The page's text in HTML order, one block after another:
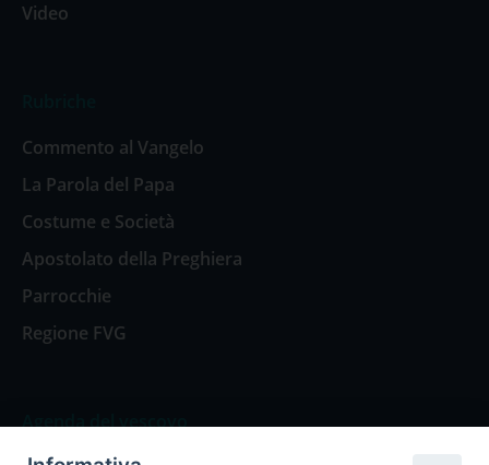
Video
Commento al Vangelo
La Parola del Papa
Costume e Società
Apostolato della Preghiera
Parrocchie
Regione FVG
Agenda del vescovo